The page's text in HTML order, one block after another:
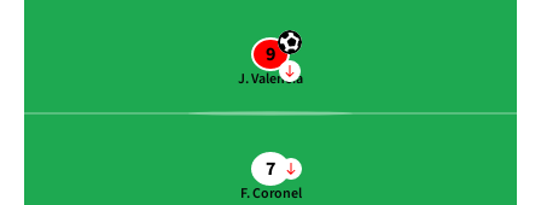
9
J. Valencia
7
F. Coronel